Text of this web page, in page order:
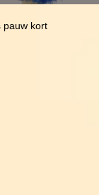
pauw kort